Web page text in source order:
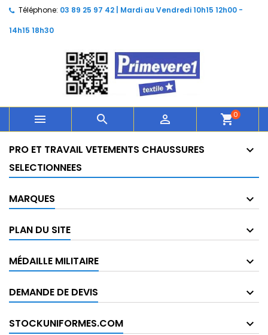
Téléphone: 03 89 25 97 42 | Mardi au Vendredi 10h15 12h00 -
14h15 18h30
   shopping_cart0
PRO ET TRAVAIL VETEMENTS CHAUSSURES
SELECTIONNEES
MARQUES
PLAN DU SITE
MÉDAILLE MILITAIRE
DEMANDE DE DEVIS
STOCKUNIFORMES.COM